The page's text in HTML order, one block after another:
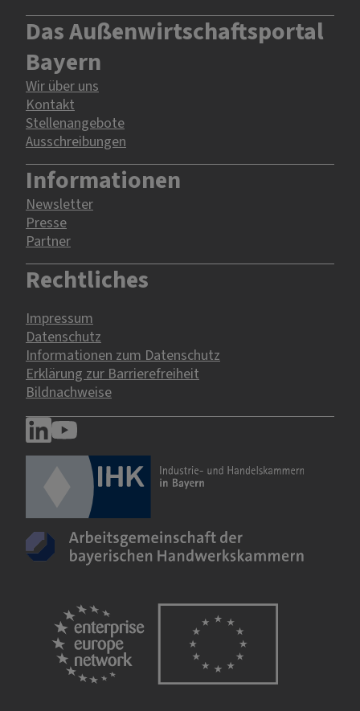
Das Außenwirtschaftsportal
Bayern
Wir über uns
Kontakt
Stellenangebote
Ausschreibungen
Informationen
Newsletter
Presse
Partner
Rechtliches
Impressum
Datenschutz
Informationen zum Datenschutz
Erklärung zur Barrierefreiheit
Bildnachweise